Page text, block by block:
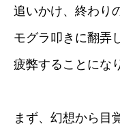
追いかけ、終わり
モグラ叩きに翻弄
疲弊することにな
まず、幻想から目